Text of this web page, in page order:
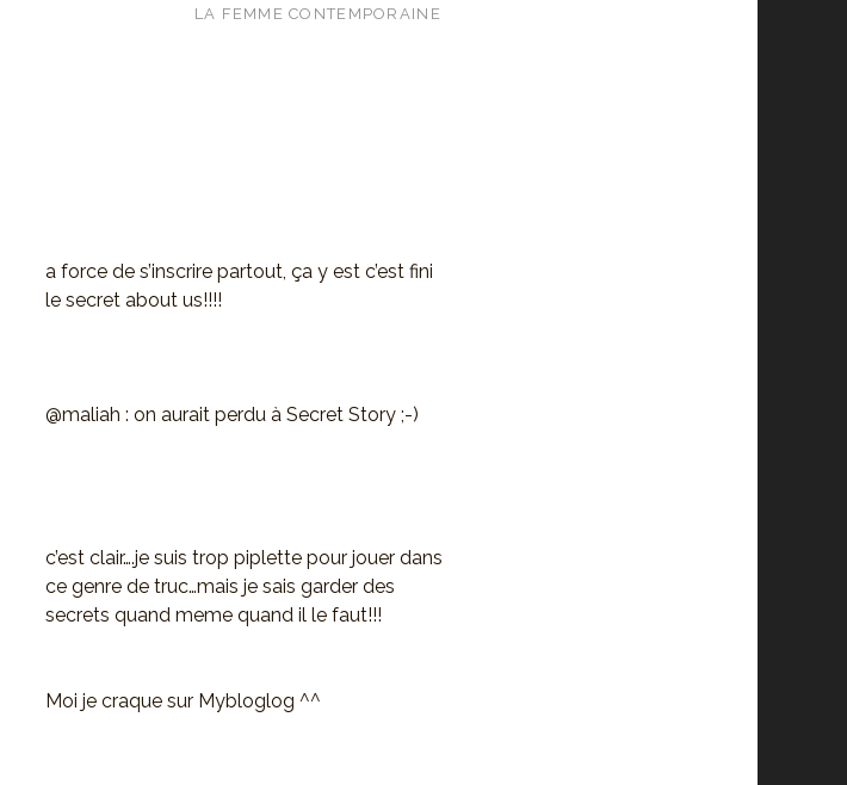
LA FEMME CONTEMPORAINE
a force de s’inscrire partout, ça y est c’est fini
le secret about us!!!!
@maliah : on aurait perdu à Secret Story ;-)
c’est clair….je suis trop piplette pour jouer dans
ce genre de truc…mais je sais garder des
secrets quand meme quand il le faut!!!
Moi je craque sur Mybloglog ^^